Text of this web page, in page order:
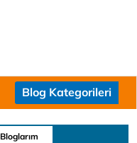
Blog Kategorileri
Bloglarım